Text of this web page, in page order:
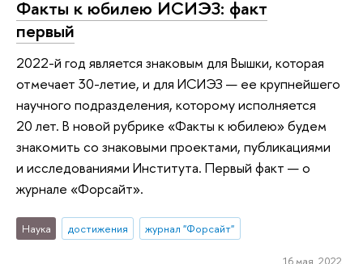
Факты к юбилею ИСИЭЗ: факт
первый
2022-й год является знаковым для Вышки, которая
отмечает 30-летие, и для ИСИЭЗ — ее крупнейшего
научного подразделения, которому исполняется
20 лет. В новой рубрике «Факты к юбилею» будем
знакомить со знаковыми проектами, публикациями
и исследованиями Института. Первый факт — о
журнале «Форсайт».
Наука достижения журнал "Форсайт"
16 мая 2022